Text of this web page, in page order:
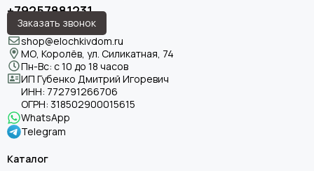
+79257881231
Заказать звонок
shop@elochkivdom.ru
МО, Королёв, ул. Силикатная, 74
Пн-Вс: с 10 до 18 часов
ИП Губенко Дмитрий Игоревич
ИНН: 772791266706
ОГРН: 318502900015615
WhatsApp
Telegram
Каталог